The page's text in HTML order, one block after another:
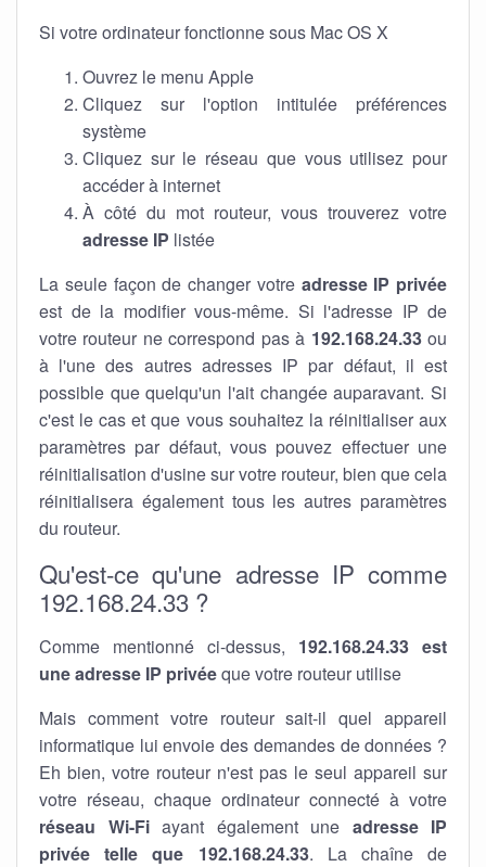
Si votre ordinateur fonctionne sous Mac OS X
Ouvrez le menu Apple
Cliquez sur l'option intitulée préférences
système
Cliquez sur le réseau que vous utilisez pour
accéder à internet
À côté du mot routeur, vous trouverez votre
adresse IP listée
La seule façon de changer votre adresse IP privée
est de la modifier vous-même. Si l'adresse IP de
votre routeur ne correspond pas à 192.168.24.33ou
à l'une des autres adresses IP par défaut, il est
possible que quelqu'un l'ait changée auparavant. Si
c'est le cas et que vous souhaitez la réinitialiser aux
paramètres par défaut, vous pouvez effectuer une
réinitialisation d'usine sur votre routeur, bien que cela
réinitialisera également tous les autres paramètres
du routeur.
Qu'est-ce qu'une adresse IP comme
192.168.24.33 ?
Comme mentionné ci-dessus, 192.168.24.33 est
une adresse IP privéeque votre routeur utilise
Mais comment votre routeur sait-il quel appareil
informatique lui envoie des demandes de données ?
Eh bien, votre routeur n'est pas le seul appareil sur
votre réseau, chaque ordinateur connecté à votre
réseau Wi-Fiayant également une adresse IP
privée telle que 192.168.24.33. La chaîne de